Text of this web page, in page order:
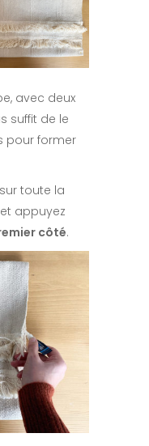
avec deux
suffit de le
pour former
toute la
appuyez
côté.